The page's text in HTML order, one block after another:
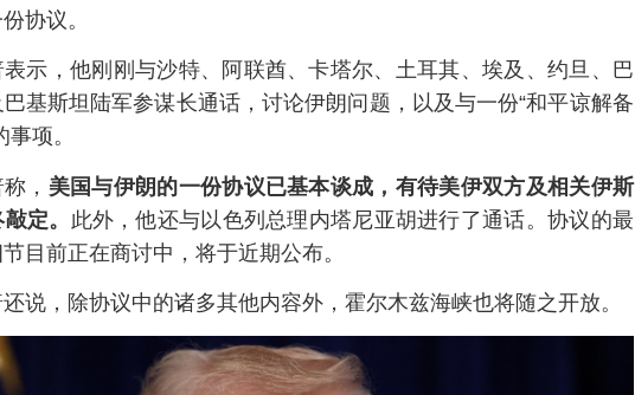
协议。
示，他刚刚与沙特、阿联酋、卡塔尔、土耳其、埃及、约旦、巴
基斯坦陆军参谋长通话，讨论伊朗问题，以及与一份“和平谅解备
项。
， 美国与伊朗的一份协议已基本谈成，有待美伊双方及相关伊斯
定。 此外，他还与以色列总理内塔尼亚胡进行了通话。协议的最
目前正在商讨中，将于近期公布。
说，除协议中的诸多其他内容外，霍尔木兹海峡也将随之开放。